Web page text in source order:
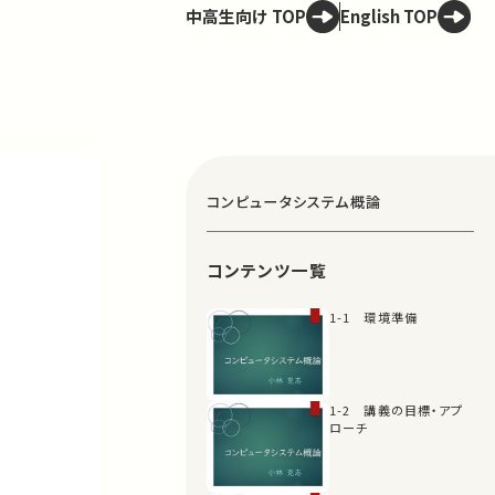
中高生向け TOP English TOP
コンピュータシステム概論
コンテンツ一覧
1-1 環境準備
1-2 講義の目標・アプ
ローチ